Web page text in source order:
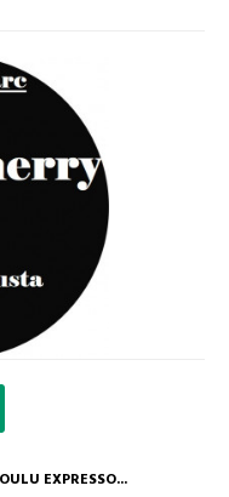
EXPRESSO...